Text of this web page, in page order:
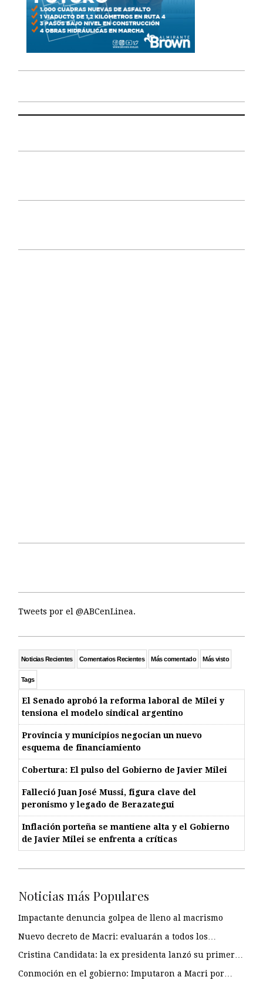
Tweets por el @ABCenLinea.
Noticias Recientes Comentarios Recientes Más comentado Más visto
Tags
El Senado aprobó la reforma laboral de Milei y
tensiona el modelo sindical argentino
Provincia y municipios negocian un nuevo
esquema de financiamiento
Cobertura: El pulso del Gobierno de Javier Milei
Falleció Juan José Mussi, figura clave del
peronismo y legado de Berazategui
Inflación porteña se mantiene alta y el Gobierno
de Javier Milei se enfrenta a críticas
Noticias más Populares
Impactante denuncia golpea de lleno al macrismo
Nuevo decreto de Macri: evaluarán a todos los…
Cristina Candidata: la ex presidenta lanzó su primer…
Conmoción en el gobierno: Imputaron a Macri por…